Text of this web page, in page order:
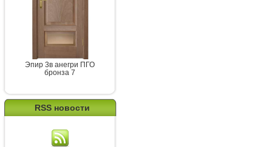
Эпир 3в анегри ПГО
бронза 7
RSS новости